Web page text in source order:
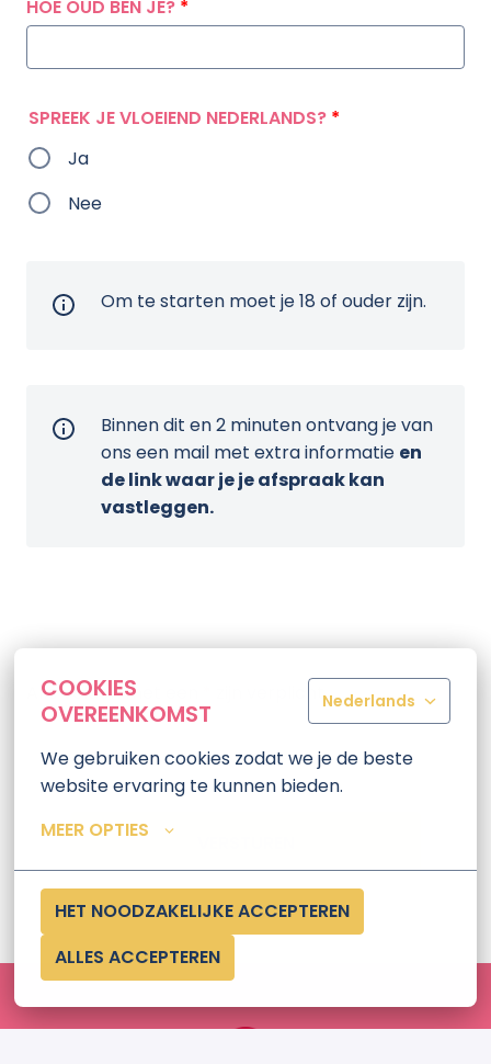
COOKIES
OVEREENKOMST
Nederlands
We gebruiken cookies zodat we je de beste
website ervaring te kunnen bieden.
MEER OPTIES
HET NOODZAKELIJKE ACCEPTEREN
ALLES ACCEPTEREN
HOE OUD BEN JE? *
SPREEK JE VLOEIEND NEDERLANDS? *
Ja
Nee
Om te starten moet je 18 of ouder zijn.
Binnen dit en 2 minuten ontvang je van
ons een mail met extra informatie en
de link waar je je afspraak kan
vastleggen.
Alle velden met een zijn verplicht.